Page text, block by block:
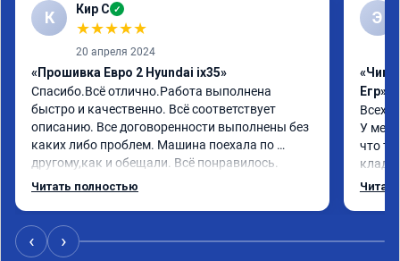
К Кир С ✓
★★★★★
20 апреля 2024
«Прошивка Евро 2 Hyundai ix35»
Спасибо.Всё отлично.Работа выполнена
быстро и качественно. Всё соответствует
описанию. Все договоренности выполнены без
каких либо проблем. Машина поехала по
другому,как и обещали. Всё понравилось.
Рекомендую данную компанию.
Читать полностью
Э
«Чип
Егр»
Всех
У
что
и ЕГР
‹ ›